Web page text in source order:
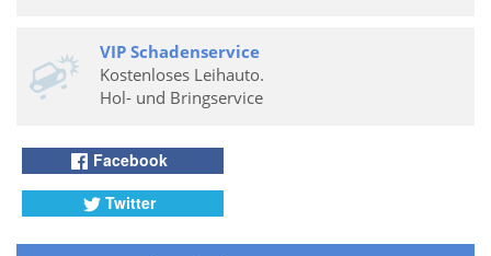
VIP Schadenservice
Kostenloses Leihauto.
Hol- und Bringservice
Facebook
Twitter